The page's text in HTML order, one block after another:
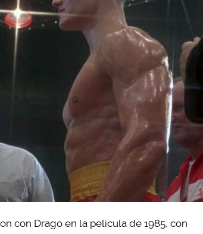
con Drago en la película de 1985, con